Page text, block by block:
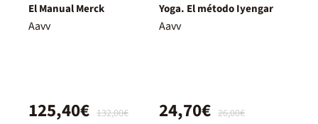
El Manual Merck
Aavv
132,00€
125,40€
Yoga. El método Iyengar
Aavv
26,00€
24,70€